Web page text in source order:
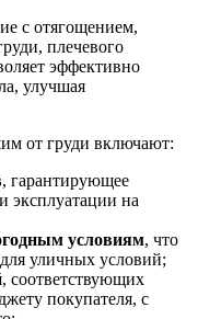
с отягощением,
плечевого
эффективно
улучшая
от груди включают:
, гарантирующее
эксплуатации на
условиям, что
уличных условий;
, соответствующих
покупателя, с